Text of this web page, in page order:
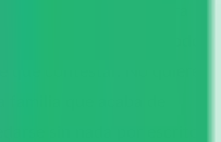
por primera vez para
momento incómodo:
qué contestar. No quiere
que acaba de
sin nada por escrito